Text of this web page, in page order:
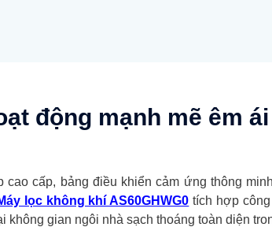
động mạnh mẽ êm ái
cấp, bảng điều khiển cảm ứng thông
lọc không khí AS60GHWG0 tích hợp
gian ngôi nhà sạch thoáng toàn diện